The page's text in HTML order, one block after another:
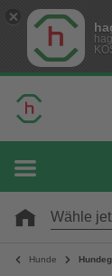
Wähle
Hunde